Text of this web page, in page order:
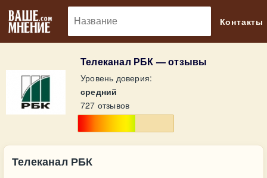
Контакты
Телеканал РБК — отзывы
Уровень доверия:
средний
727 отзывов
Телеканал РБК